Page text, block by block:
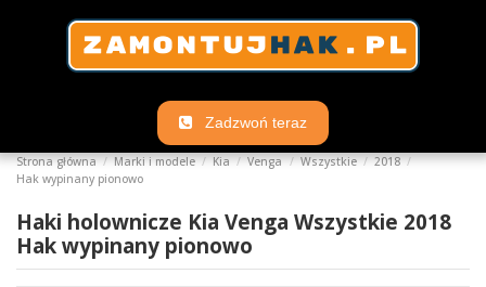
Zadzwoń teraz
Strona główna Marki i modele Kia Venga Wszystkie
2018
Hak wypinany pionowo
Haki holownicze Kia Venga Wszystkie 2018
Hak wypinany pionowo